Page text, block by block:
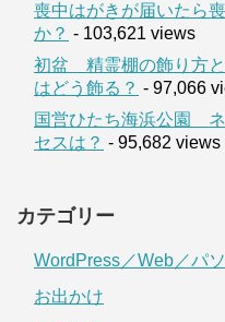
喪中はがきが届いたら
か？ - 103,621 views
初盆 精霊棚の飾り方
はどう飾る？ - 97,066
国営ひたち海浜公園
セスは？ - 95,682 views
カテゴリー
WordPress／Web／パ
お出かけ